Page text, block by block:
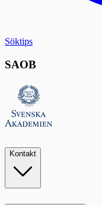
Söktips
SAOB
Kontakt